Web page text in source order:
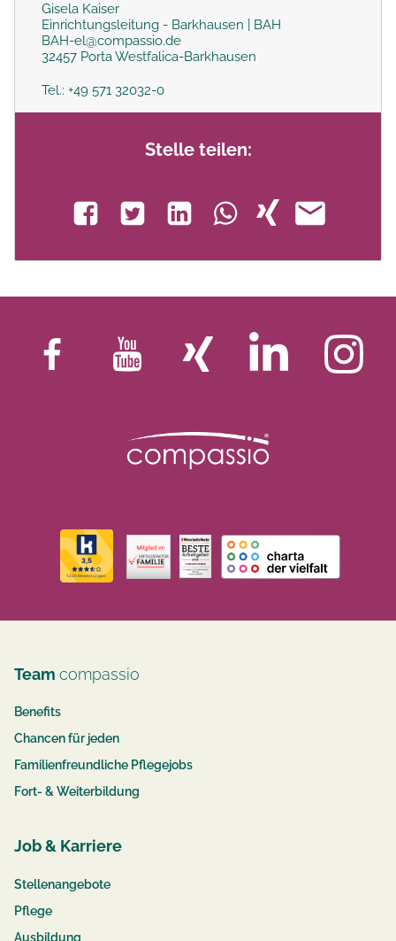
Gisela Kaiser
Einrichtungsleitung - Barkhausen | BAH
BAH-el@compassio.de
32457 Porta Westfalica-Barkhausen
Tel.: +49 571 32032-0
Stelle teilen:
Team compassio
Benefits
Chancen für jeden
Familienfreundliche Pflegejobs
Fort- & Weiterbildung
Job & Karriere
Stellenangebote
Pflege
Ausbildung